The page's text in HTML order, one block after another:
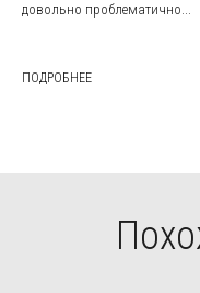
довольно проблематично...
ПОДРОБНЕЕ